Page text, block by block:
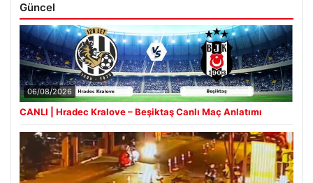
Güncel
06/08/2026
CANLI | Hradec Kralove – Beşiktaş Canlı Maç Anlatımı